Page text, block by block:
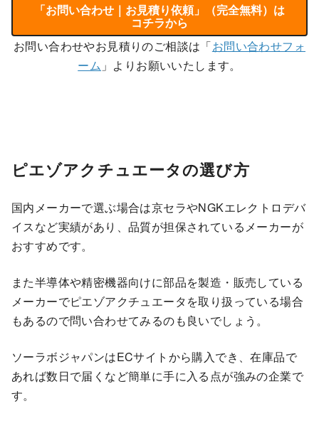
「お問い合わせ｜お見積り依頼」（完全無料）は
コチラから
お問い合わせやお見積りのご相談は「お問い合わせフォ
ーム 」よりお願いいたします。
ピエゾアクチュエータの選び方
国内メーカーで選ぶ場合は京セラやNGKエレクトロデバ
イスなど実績があり、品質が担保されているメーカーが
おすすめです。
また半導体や精密機器向けに部品を製造・販売している
メーカーでピエゾアクチュエータを取り扱っている場合
もあるので問い合わせてみるのも良いでしょう。
ソーラボジャパンはECサイトから購入でき、在庫品で
あれば数日で届くなど簡単に手に入る点が強みの企業で
す。